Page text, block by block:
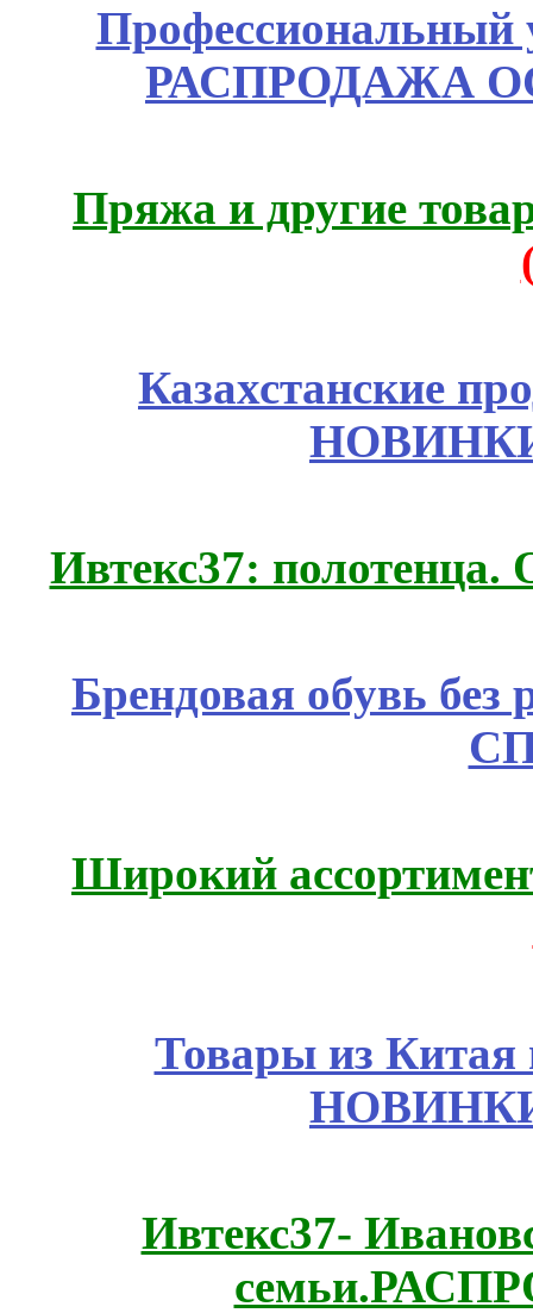
Профессиональный
РАСПРОДАЖА
Пряжа и другие
Казахстанские
Ивтекс37:
Брендовая обувь без
Широкий
Товары из Китая
Ивтекс37-